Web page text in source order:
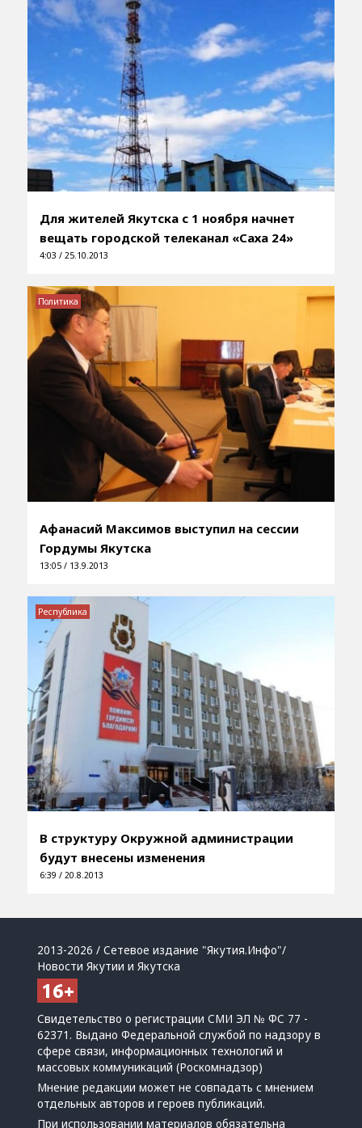
Для жителей Якутска с 1 ноября начнет
вещать городской телеканал «Саха 24»
4:03 / 25.10.2013
Афанасий Максимов выступил на сессии
Гордумы Якутска
13:05 / 13.9.2013
Политика
В структуру Окружной администрации
будут внесены изменения
6:39 / 20.8.2013
Республика
2013-2026 / Сетевое издание "Якутия.Инфо"/
Новости Якутии и Якутска
Свидетельство о регистрации СМИ ЭЛ № ФС 77 -
62371. Выдано Федеральной службой по надзору в
сфере связи, информационных технологий и
массовых коммуникаций (Роскомнадзор)
Мнение редакции может не совпадать с мнением
отдельных авторов и героев публикаций.
При использовании материалов обязательна